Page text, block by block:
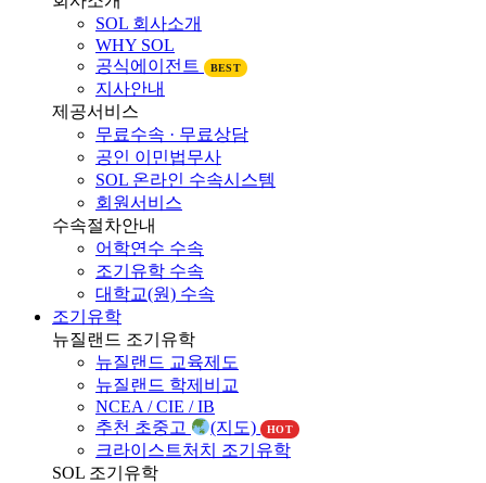
WHY SOL
공식에이전트
지사안내
제공서비스
무료수속 · 무료상담
공인 이민법무사
SOL 온라인 수속시스템
회원서비스
수속절차안내
어학연수 수속
조기유학 수속
대학교(원) 수속
조기유학
뉴질랜드 조기유학
뉴질랜드 교육제도
뉴질랜드 학제비교
NCEA / CIE / IB
추천 초중고
(지도)
크라이스트처치 조기유학
SOL 조기유학
SOL 조기유학 서비스